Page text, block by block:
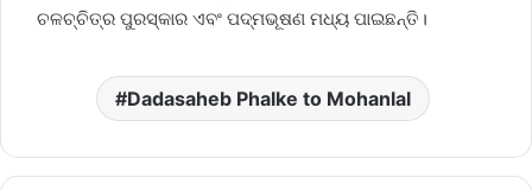
ଚଳଚ୍ଚିତ୍ର ପୁରସ୍କାର ଏବଂ ପଦ୍ମଭୂଷଣ ମଧ୍ୟ ପାଇଛନ୍ତି।
Dadasaheb Phalke to Mohanlal